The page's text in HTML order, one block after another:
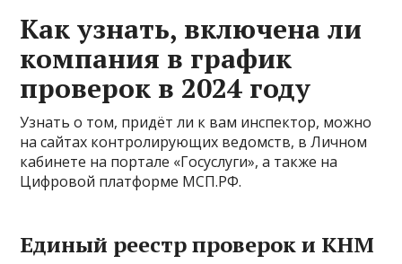
Как узнать, включена ли
компания в график
проверок в 2024 году
Узнать о том, придёт ли к вам инспектор, можно
на сайтах контролирующих ведомств, в Личном
кабинете на портале «Госуслуги», а также на
Цифровой платформе МСП.РФ.
Единый реестр проверок и КНМ